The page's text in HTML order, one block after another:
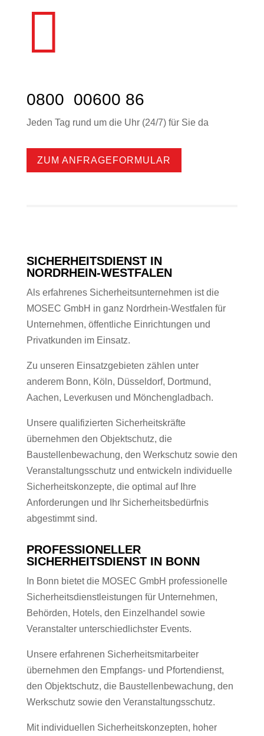

0800 00600 86
Jeden Tag rund um die Uhr (24/7) für Sie da
ZUM ANFRAGEFORMULAR
SICHERHEITSDIENST IN
NORDRHEIN-WESTFALEN
Als erfahrenes Sicherheitsunternehmen ist die
MOSEC GmbH in ganz Nordrhein-Westfalen für
Unternehmen, öffentliche Einrichtungen und
Privatkunden im Einsatz.
Zu unseren Einsatzgebieten zählen unter
anderem Bonn, Köln, Düsseldorf, Dortmund,
Aachen, Leverkusen und Mönchengladbach.
Unsere qualifizierten Sicherheitskräfte
übernehmen den Objektschutz, die
Baustellenbewachung, den Werkschutz sowie den
Veranstaltungsschutz und entwickeln individuelle
Sicherheitskonzepte, die optimal auf Ihre
Anforderungen und Ihr Sicherheitsbedürfnis
abgestimmt sind.
PROFESSIONELLER
SICHERHEITSDIENST IN BONN
In Bonn bietet die MOSEC GmbH professionelle
Sicherheitsdienstleistungen für Unternehmen,
Behörden, Hotels, den Einzelhandel sowie
Veranstalter unterschiedlichster Events.
Unsere erfahrenen Sicherheitsmitarbeiter
übernehmen den Empfangs- und Pfortendienst,
den Objektschutz, die Baustellenbewachung, den
Werkschutz sowie den Veranstaltungsschutz.
Mit individuellen Sicherheitskonzepten, hoher